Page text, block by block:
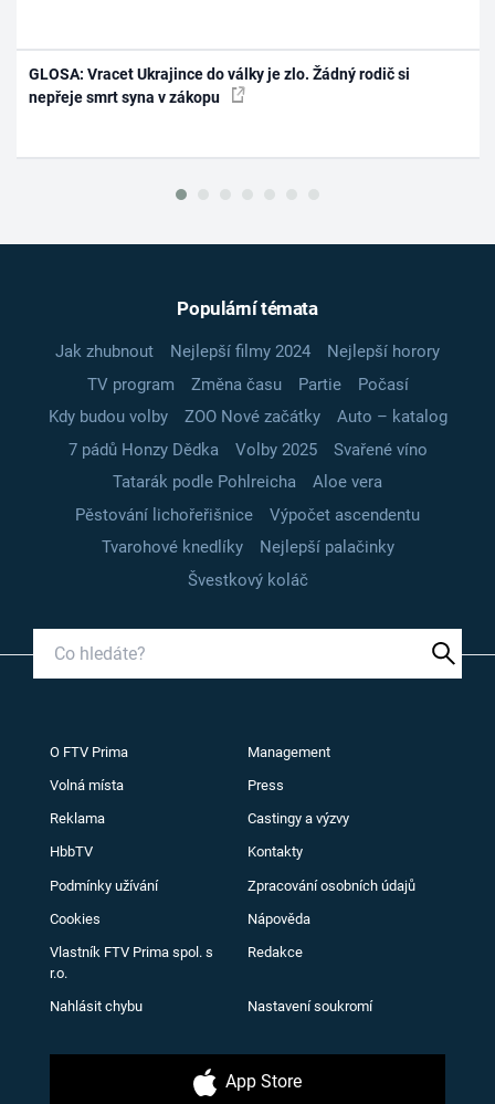
GLOSA: Vracet Ukrajince do války je zlo. Žádný rodič si
nepřeje smrt syna v zákopu
Populární témata
Jak zhubnout Nejlepší filmy 2024
Nejlepší horory
TV program
Změna času Partie
Počasí
Kdy budou volby
ZOO Nové začátky
Auto – katalog
7 pádů Honzy Dědka
Volby 2025
Svařené víno
Tatarák podle Pohlreicha
Aloe vera
Pěstování lichořeřišnice
Výpočet ascendentu
Tvarohové knedlíky
Nejlepší palačinky
Švestkový koláč
O FTV Prima Management
Volná místa Press
Reklama Castingy a výzvy
HbbTV Kontakty
Podmínky užívání Zpracování osobních údajů
Cookies Nápověda
Vlastník FTV Prima spol. s
r.o.
Redakce
Nahlásit chybu Nastavení soukromí
App Store